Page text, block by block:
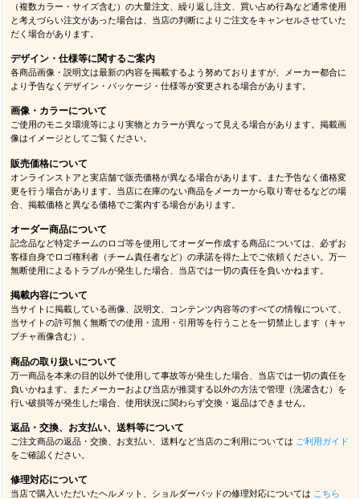
（複数カラー・サイズ含む）の大量注文、繰り返し注文、買い占め行為など通常使用
と考えづらい注文があった場合は、当店の判断によりご注文をキャンセルさせていた
だく場合があります。
デザイン・仕様等に関するご案内
各商品画像・説明文は最新の内容を掲載するよう努めておりますが、メーカー都合に
より予告なくデザイン・パッケージ・仕様等が変更される場合があります。
画像・カラーについて
ご使用のモニタ環境等により実物とカラーが異なって見える場合があります。掲載画
像はイメージとしてご覧ください。
販売価格について
オンラインストアと実店舗で販売価格が異なる場合があります。また予告なく価格変
更を行う場合があります。当店に在庫のない商品をメーカーから取り寄せるなどの場
合、掲載価格と異なる価格でご案内する場合があります。
オーダー商品について
記念品など特定チームのロゴ等を使用してオーダー作成する商品については、必ずお
客様自身でロゴ権利者（チーム責任者など）の承諾を得た上でご依頼ください。万一
無断使用によるトラブルが発生した場合、当店では一切の責任を負いかねます。
掲載内容について
当サイトに掲載している画像、説明文、コンテンツ内容等のすべての情報について、
当サイトの許可無く無断での使用・流用・引用等を行うことを一切禁止します（キャ
プチャ画像含む）。
商品の取り扱いについて
万一商品を本来の目的以外で使用して事故等が発生した場合、当店では一切の責任を
負いかねます。またメーカーおよび当店が推奨する以外の方法で管理（洗濯含む）を
行い破損等が発生した場合、使用状況に関わらず交換・返品はできません。
返品・交換、お支払い、送料等について
ご注文商品の返品・交換、お支払い、送料など当店のご利用については ご利用ガイド
をご確認ください。
修理対応について
当店で購入いただいたヘルメット、ショルダーパッドの修理対応については こちら